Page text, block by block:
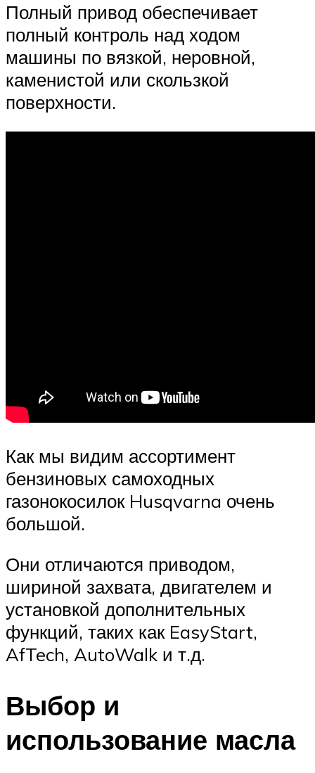
Полный привод обеспечивает
полный контроль над ходом
машины по вязкой, неровной,
каменистой или скользкой
поверхности.
Как мы видим ассортимент
бензиновых самоходных
газонокосилок Husqvarna очень
большой.
Они отличаются приводом,
шириной захвата, двигателем и
установкой дополнительных
функций, таких как EasyStart,
AfTech, AutoWalk и т.д.
Выбор и
использование масла